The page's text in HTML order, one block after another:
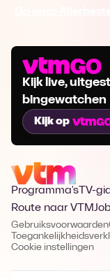
Kijk live,
bingewatchen
Kijk op
Programma's TV-
Route naar VTM
Gebruiksvoorwaarden
Cookie instellingen